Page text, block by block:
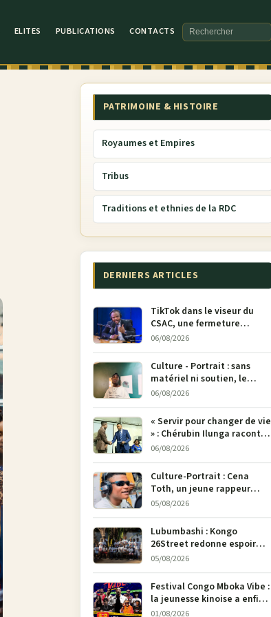
ELITES PUBLICATIONS CONTACTS
Rechercher
PATRIMOINE & HISTOIRE
Royaumes et Empires
Tribus
Traditions et ethnies de la RDC
DERNIERS ARTICLES
TikTok dans le viseur du
CSAC, une fermeture
envisagée pour contrer la
06/08/2026
Culture - Portrait : sans
matériel ni soutien, le
dessinateur Justin
son crayon
06/08/2026
« Servir pour changer de vie
» : Chérubin Ilunga raconte
le parcours du député
Tshimbu en 137 pages
06/08/2026
Culture-Portrait : Cena
Toth, un jeune rappeur
déterminé à faire entendre
05/08/2026
Lubumbashi : Kongo
26Street redonne espoir
aux enfants de la rue par
05/08/2026
Festival Congo Mboka Vibe :
la jeunesse kinoise a enfin
sa plateforme de culture
01/08/2026